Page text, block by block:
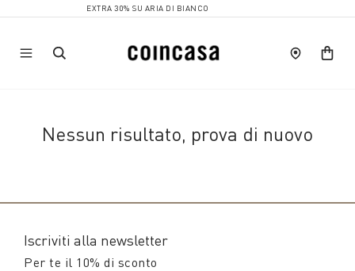
EXTRA 30% SU ARIA DI BIANCO
Nessun risultato, prova di nuovo
Iscriviti alla newsletter
Per te il 10% di sconto